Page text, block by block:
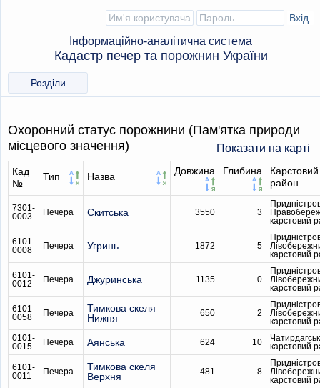
Інформаційно-аналітична система
Кадастр печер та порожнин України
Розділи
Охоронний статус порожнини (Пам'ятка природи
місцевого значення)
Показати на карті
Кад
№
Тип Назва Довжина Глибина
Карстовий
район
7301-
0003
Печера Скитська 3550 3
карстовий
6101-
0008
Печера Угринь 1872 5
карстовий
6101-
0012
Печера Джуринська 1135 0
карстовий
6101-
0058
Печера
Тимкова скеля
Нижня
650 2
карстовий
0101-
0015
Печера Аянська 624 10
карстовий
6101-
0011
Печера
Тимкова скеля
Верхня
481 8
карстовий